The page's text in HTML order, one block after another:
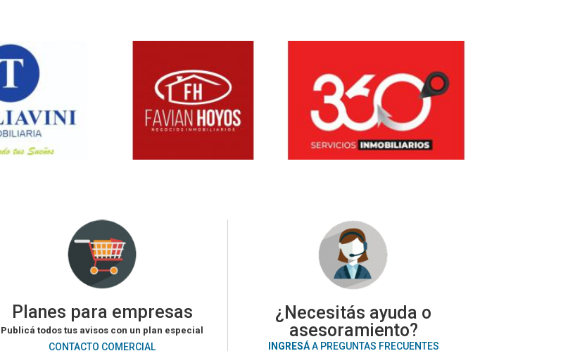
Planes para empresas
Publicá todos tus avisos con un plan especial
CONTACTO COMERCIAL
¿Necesitás ayuda o
asesoramiento?
INGRESÁA PREGUNTAS FRECUENTES